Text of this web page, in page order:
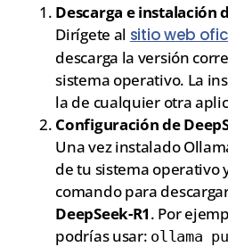
Descarga e instalación
Dirígete al sitio web
descarga la versión
sistema operativo. La
la de cualquier otra
Configuración de
Una vez instalado
de tu sistema operativo
comando para
DeepSeek-R1. Por
podrías usar: ollama